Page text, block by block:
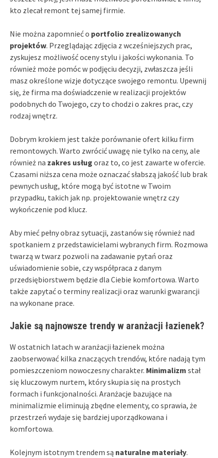
kto zlecał remont tej samej firmie.
Nie można zapomnieć o portfolio zrealizowanych
projektów. Przeglądając zdjęcia z wcześniejszych prac,
zyskujesz możliwość oceny stylu i jakości wykonania. To
również może pomóc w podjęciu decyzji, zwłaszcza jeśli
masz określone wizje dotyczące swojego remontu. Upewnij
się, że firma ma doświadczenie w realizacji projektów
podobnych do Twojego, czy to chodzi o zakres prac, czy
rodzaj wnętrz.
Dobrym krokiem jest także porównanie ofert kilku firm
remontowych. Warto zwrócić uwagę nie tylko na ceny, ale
również na zakres usług oraz to, co jest zawarte w ofercie.
Czasami niższa cena może oznaczać słabszą jakość lub brak
pewnych usług, które mogą być istotne w Twoim
przypadku, takich jak np. projektowanie wnętrz czy
wykończenie pod klucz.
Aby mieć pełny obraz sytuacji, zastanów się również nad
spotkaniem z przedstawicielami wybranych firm. Rozmowa
twarzą w twarz pozwoli na zadawanie pytań oraz
uświadomienie sobie, czy współpraca z danym
przedsiębiorstwem będzie dla Ciebie komfortowa. Warto
także zapytać o terminy realizacji oraz warunki gwarancji
na wykonane prace.
Jakie są najnowsze trendy w aranżacji łazienek?
W ostatnich latach w aranżacji łazienek można
zaobserwować kilka znaczących trendów, które nadają tym
pomieszczeniom nowoczesny charakter. Minimalizm stał
się kluczowym nurtem, który skupia się na prostych
formach i funkcjonalności. Aranżacje bazujące na
minimalizmie eliminują zbędne elementy, co sprawia, że
przestrzeń wydaje się bardziej uporządkowana i
komfortowa.
Kolejnym istotnym trendem są naturalne materiały.